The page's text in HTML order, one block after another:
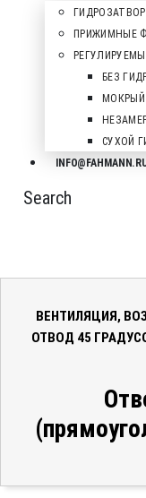
ПРИЖИМНЫЕ
БЕЗ
СУХОЙ
Search
ВЕНТИЛЯЦИЯ,
ОТВОД 45